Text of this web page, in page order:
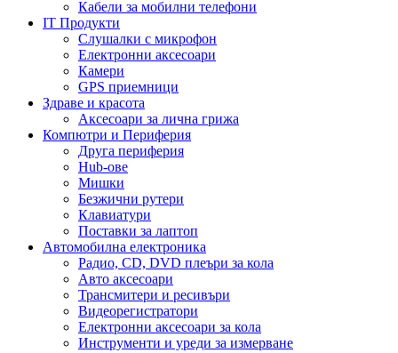
Кабели за мобилни телефони
IT Продукти
Слушалки с микрофон
Електронни аксесоари
Камери
GPS приемници
Здраве и красота
Аксесоари за лична грижа
Компютри и Периферия
Друга периферия
Hub-ове
Мишки
Безжични рутери
Клавиатури
Поставки за лаптоп
Автомобилна електроника
Радио, CD, DVD плеъри за кола
Авто аксесоари
Трансмитери и ресивъри
Видеорегистратори
Електронни аксесоари за кола
Инструменти и уреди за измерване